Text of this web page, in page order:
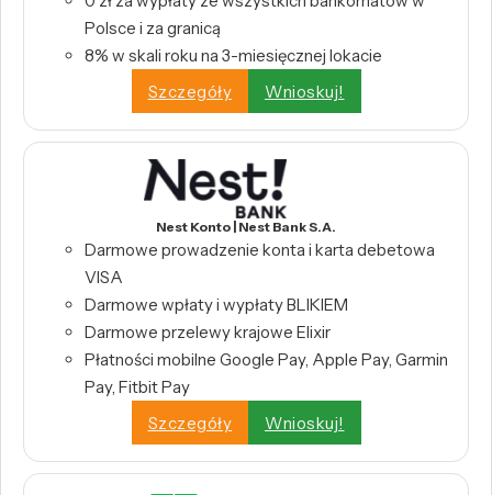
Polsce i za granicą
8% w skali roku na 3-miesięcznej lokacie
Szczegóły
Wnioskuj!
Nest Konto | Nest Bank S.A.
Darmowe prowadzenie konta i karta debetowa
VISA
Darmowe wpłaty i wypłaty BLIKIEM
Darmowe przelewy krajowe Elixir
Płatności mobilne Google Pay, Apple Pay, Garmin
Pay, Fitbit Pay
Szczegóły
Wnioskuj!